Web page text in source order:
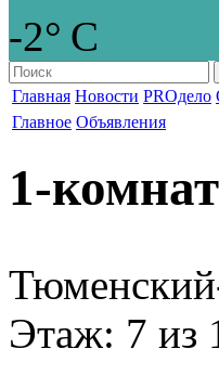
-2° С
Главная Новости PROдело
Главное Объявления
1-
Этаж: 7 из